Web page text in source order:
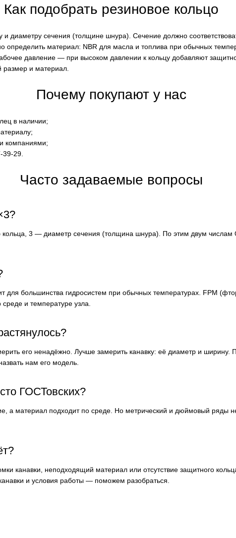
Как подобрать резиновое кольцо
диаметру сечения (толщине шнура). Сечение должно
материал: NBR для масла и топлива при обычных
давление — при высоком давлении к кольцу добавляют
размер и материал.
Почему покупают у нас
в наличии;
компаниями;
39-29.
Часто задаваемые вопросы
3 — диаметр сечения (толщина шнура). По этим двум числам
для большинства гидросистем при обычных температурах. FPM
и температуре узла.
его ненадёжно. Лучше замерить канавку: её диаметр и ширину.
нам его модель.
ГОСТовских?
а материал подходит по среде. Но метрический и дюймовый ряды
канавки, неподходящий материал или отсутствие защитного
и условия работы — поможем разобраться.